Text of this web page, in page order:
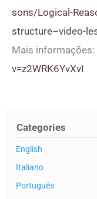
Categories
English
Italiano
Português
sons/Logical-
structure–video-
Mais informações:
v=z2WRK6YvXvI